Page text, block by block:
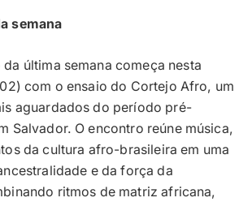
semana
última semana começa nesta
com o ensaio do Cortejo Afro, um
aguardados do período pré-
Salvador. O encontro reúne música,
da cultura afro-brasileira em uma
e da força da
ritmos de matriz africana,